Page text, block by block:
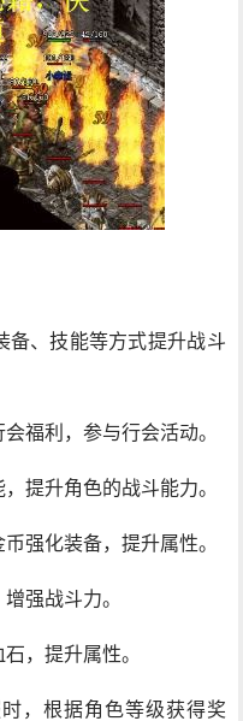
备、技能等方式提升战斗
福利，参与行会活动。
提升角色的战斗能力。
强化装备，提升属性。
强战斗力。
，提升属性。
，根据角色等级获得奖